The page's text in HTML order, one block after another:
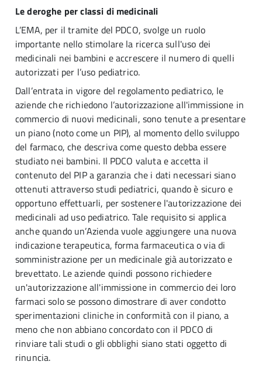
Le deroghe per classi di medicinali
L’EMA, per il tramite del PDCO, svolge un ruolo
importante nello stimolare la ricerca sull'uso dei
medicinali nei bambini e accrescere il numero di quelli
autorizzati per l’uso pediatrico.
Dall’entrata in vigore del regolamento pediatrico, le
aziende che richiedono l’autorizzazione all'immissione in
commercio di nuovi medicinali, sono tenute a presentare
un piano (noto come un PIP), al momento dello sviluppo
del farmaco, che descriva come questo debba essere
studiato nei bambini. Il PDCO valuta e accetta il
contenuto del PIP a garanzia che i dati necessari siano
ottenuti attraverso studi pediatrici, quando è sicuro e
opportuno effettuarli, per sostenere l'autorizzazione dei
medicinali ad uso pediatrico. Tale requisito si applica
anche quando un’Azienda vuole aggiungere una nuova
indicazione terapeutica, forma farmaceutica o via di
somministrazione per un medicinale già autorizzato e
brevettato. Le aziende quindi possono richiedere
un'autorizzazione all'immissione in commercio dei loro
farmaci solo se possono dimostrare di aver condotto
sperimentazioni cliniche in conformità con il piano, a
meno che non abbiano concordato con il PDCO di
rinviare tali studi o gli obblighi siano stati oggetto di
rinuncia.